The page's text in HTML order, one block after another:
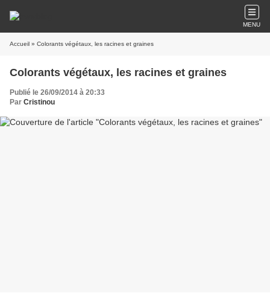
MENU
Accueil » Colorants végétaux, les racines et graines
Colorants végétaux, les racines et graines
Publié le 26/09/2014 à 20:33
Par Cristinou